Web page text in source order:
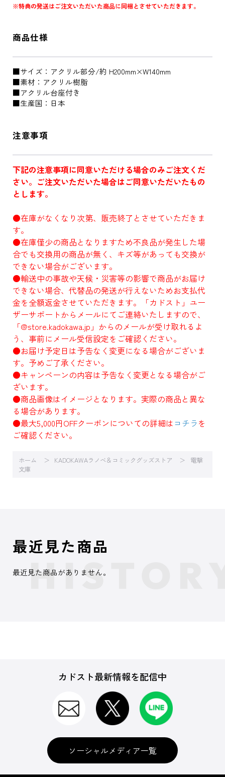
※特典の発送はご注文いただいた商品に同梱とさせていただきます。
商品仕様
■サイズ：アクリル部分/約 H200mm×W140mm
■素材：アクリル樹脂
■アクリル台座付き
■生産国：日本
注意事項
下記の注意事項に同意いただける場合のみご注文くだ
さい。ご注文いただいた場合はご同意いただいたもの
とします。
●在庫がなくなり次第、販売終了とさせていただきま
す。
●在庫僅少の商品となりますため不良品が発生した場
合でも交換用の商品が無く、キズ等があっても交換が
できない場合がございます。
●輸送中の事故や天候・災害等の影響で商品がお届け
できない場合、代替品の発送が行えないためお支払代
金を全額返金させていただきます。「カドスト」ユー
ザーサポートからメールにてご連絡いたしますので、
「@store.kadokawa.jp」からのメールが受け取れるよ
う、事前にメール受信設定をご確認ください。
●お届け予定日は予告なく変更になる場合がございま
す。予めご了承ください。
●キャンペーンの内容は予告なく変更となる場合がご
ざいます。
●商品画像はイメージとなります。実際の商品と異な
る場合があります。
●最大5,000円OFFクーポンについての詳細はコチラを
ご確認ください。
ホーム KADOKAWAラノベ＆コミックグッズストア
電撃
文庫
最近見た商品
最近見た商品がありません。
カドスト最新情報を配信中
ソーシャルメディア一覧